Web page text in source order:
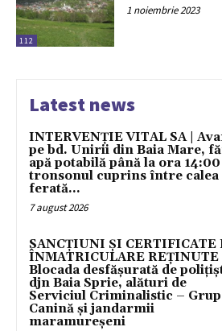
112
1 noiembrie 2023
Latest news
INTERVENȚIE VITAL SA |
pe bd. Unirii din Baia Mare,
apă potabilă până la ora
tronsonul cuprins între calea
ferată...
7 august 2026
SANCȚIUNI ȘI CERTIFICATE
ÎNMATRICULARE REȚINUTE |
Blocada desfășurată de
djn Baia Sprie, alături de
Serviciul Criminalistic –
Canină și jandarmii
maramureșeni